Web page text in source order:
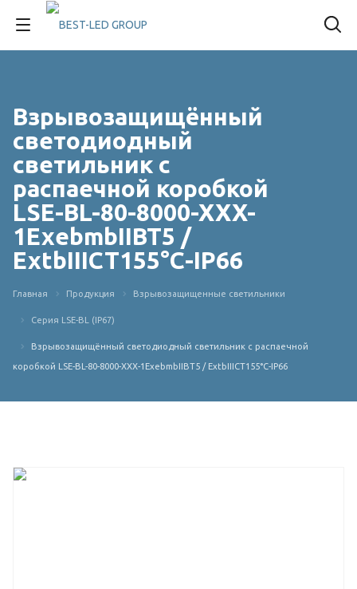
Взрывозащищённый
светодиодный
светильник с
распаечной коробкой
LSE-BL-80-8000-XXX-
1ЕхebmbIIBT5 /
ExtbIIICT155°C-IP66
Главная Продукция Взрывозащищенные светильники
Серия LSE-BL (IP67)
Взрывозащищённый светодиодный светильник с распаечной
коробкой LSE-BL-80-8000-XXX-1ЕхebmbIIBT5 / ExtbIIICT155°C-IP66